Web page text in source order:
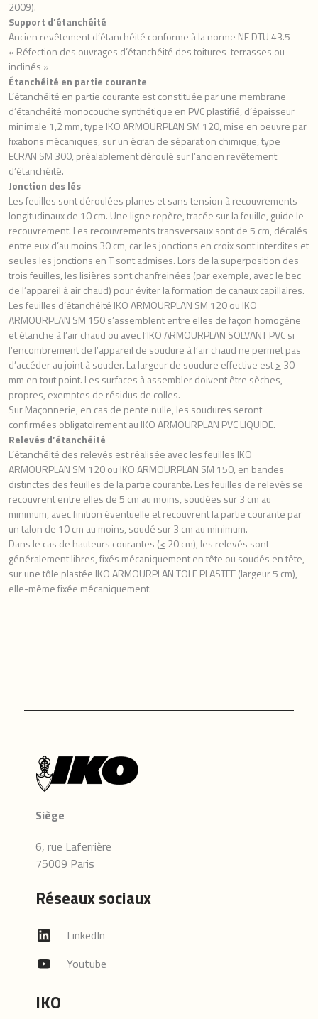
2009).
Support d’étanchéité
Ancien revêtement d’étanchéité conforme à la norme NF DTU 43.5
« Réfection des ouvrages d’étanchéité des toitures-terrasses ou
inclinés »
Étanchéité en partie courante
L’étanchéité en partie courante est constituée par une membrane
d’étanchéité monocouche synthétique en PVC plastifié, d’épaisseur
minimale 1,2 mm, type IKO ARMOURPLAN SM 120, mise en oeuvre par
fixations mécaniques, sur un écran de séparation chimique, type
ECRAN SM 300, préalablement déroulé sur l’ancien revêtement
d’étanchéité.
Jonction des lés
Les feuilles sont déroulées planes et sans tension à recouvrements
longitudinaux de 10 cm. Une ligne repère, tracée sur la feuille, guide le
recouvrement. Les recouvrements transversaux sont de 5 cm, décalés
entre eux d’au moins 30 cm, car les jonctions en croix sont interdites et
seules les jonctions en T sont admises. Lors de la superposition des
trois feuilles, les lisières sont chanfreinées (par exemple, avec le bec
de l’appareil à air chaud) pour éviter la formation de canaux capillaires.
Les feuilles d’étanchéité IKO ARMOURPLAN SM 120 ou IKO
ARMOURPLAN SM 150 s’assemblent entre elles de façon homogène
et étanche à l’air chaud ou avec l’IKO ARMOURPLAN SOLVANT PVC si
l’encombrement de l’appareil de soudure à l’air chaud ne permet pas
d’accéder au joint à souder. La largeur de soudure effective est> 30
mm en tout point. Les surfaces à assembler doivent être sèches,
propres, exemptes de résidus de colles.
Sur Maçonnerie, en cas de pente nulle, les soudures seront
confirmées obligatoirement au IKO ARMOURPLAN PVC LIQUIDE.
Relevés d’étanchéité
L’étanchéité des relevés est réalisée avec les feuilles IKO
ARMOURPLAN SM 120 ou IKO ARMOURPLAN SM 150, en bandes
distinctes des feuilles de la partie courante. Les feuilles de relevés se
recouvrent entre elles de 5 cm au moins, soudées sur 3 cm au
minimum, avec finition éventuelle et recouvrent la partie courante par
un talon de 10 cm au moins, soudé sur 3 cm au minimum.
Dans le cas de hauteurs courantes (< 20 cm), les relevés sont
généralement libres, fixés mécaniquement en tête ou soudés en tête,
sur une tôle plastée IKO ARMOURPLAN TOLE PLASTEE (largeur 5 cm),
elle-même fixée mécaniquement.
Siège
6, rue Laferrière
75009 Paris
Réseaux sociaux
LinkedIn
Youtube
IKO